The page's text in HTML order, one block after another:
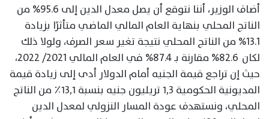
أضاف الوزير، أننا نتوقع أن يصل معدل الدين إلى 95.6% من
الناتج المحلي بنهاية العام المالي الماضي متأثرًا بزيادة
13.1% من الناتج المحلي نتيجة تغير سعر الصرف، ولولا ذلك
لكان 82.6% مقارنة بـ 87.4% في العام المالي 2021/ 2022،
حيث إن تراجع قيمة الجنيه أمام الدولار أدى إلى زيادة قيمة
المديونية الحكومية ١,٣ تريليون جنيه بنسبة ١٣,١٪ من الناتج
المحلي، ونستهدف عودة المسار النزولي لمعدل الدين